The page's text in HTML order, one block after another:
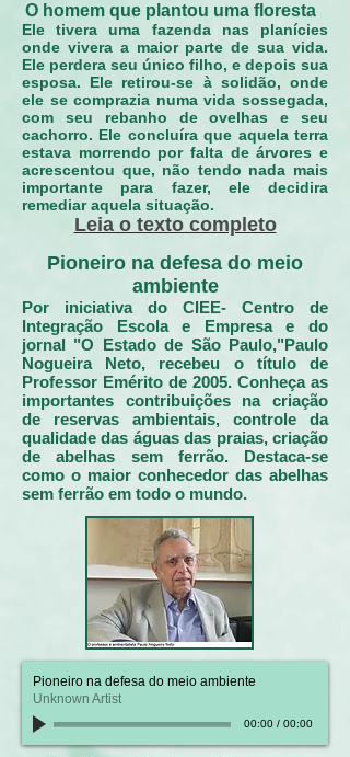
O homem que plantou uma floresta
Ele tivera uma fazenda nas planícies
onde vivera a maior parte de sua vida.
Ele perdera seu único filho, e depois sua
esposa. Ele retirou-se à solidão, onde
ele se comprazia numa vida sossegada,
com seu rebanho de ovelhas e seu
cachorro. Ele concluíra que aquela terra
estava morrendo por falta de árvores e
acrescentou que, não tendo nada mais
importante para fazer, ele decidira
remediar aquela situação.
Leia o texto completo
Pioneiro na defesa do meio
ambiente
Por iniciativa do CIEE- Centro de
Integração Escola e Empresa e do
jornal "O Estado de São Paulo,"Paulo
Nogueira Neto, recebeu o título de
Professor Emérito de 2005. Conheça as
importantes contribuições na criação
de reservas ambientais, controle da
qualidade das águas das praias, criação
de abelhas sem ferrão. Destaca-se
como o maior conhecedor das abelhas
sem ferrão em todo o mundo.
Pioneiro na defesa do meio ambiente
Unknown Artist
00:00/ 00:00